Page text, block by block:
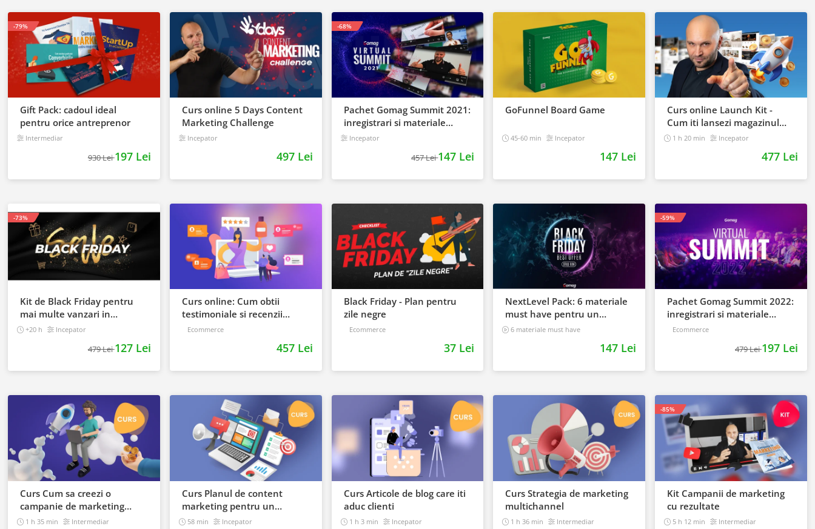
Gift Pack: cadoul ideal
pentru orice antreprenor
Intermediar
930 Lei197 Lei
-79%
Curs online 5 Days Content
Marketing Challenge
Incepator
497 Lei
Pachet Gomag Summit 2021:
inregistrari si materiale
BONUS
Incepator
457 Lei147 Lei
-68%
GoFunnel Board Game
45-60 min Incepator
147 Lei
Curs online Launch Kit -
Cum iti lansezi magazinul
online cu vanzari din prima
1 h 20 min Incepator
477 Lei
Kit de Black Friday pentru
mai multe vanzari in
magazinul tau - Curs Video
+20 h Incepator
479 Lei127 Lei
-73%
Curs online: Cum obtii
testimoniale si recenzii
puternice
Ecommerce
457 Lei
Black Friday - Plan pentru
zile negre
Ecommerce
37 Lei
NextLevel Pack: 6 materiale
must have pentru un
business online de viitor
6 materiale must have
147 Lei
Pachet Gomag Summit 2022:
inregistrari si materiale
BONUS
Ecommerce
479 Lei197 Lei
-59%
Curs Cum sa creezi o
campanie de marketing
pentru a vinde online
1 h 35 min Intermediar
Curs Planul de content
marketing pentru un
magazin online
58 min Incepator
Curs Articole de blog care iti
aduc clienti
1 h 3 min Incepator
Curs Strategia de marketing
multichannel
1 h 36 min Intermediar
Kit Campanii de marketing
cu rezultate
5 h 12 min Intermediar
-85%